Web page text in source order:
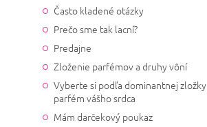
Často kladené otázky
Prečo sme tak lacní?
Predajne
Zloženie parfémov a druhy vôní
Vyberte si podľa dominantnej zložky
parfém vášho srdca
Mám darčekový poukaz